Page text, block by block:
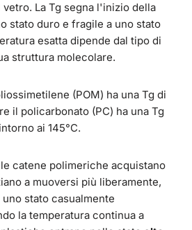
La Tg segna l'inizio della
stato duro e fragile a uno stato
esatta dipende dal tipo di
struttura molecolare.
(POM) ha una Tg di
il policarbonato (PC) ha una Tg
ai 145°C.
catene polimeriche acquistano
a muoversi più liberamente,
stato casualmente
la temperatura continua a